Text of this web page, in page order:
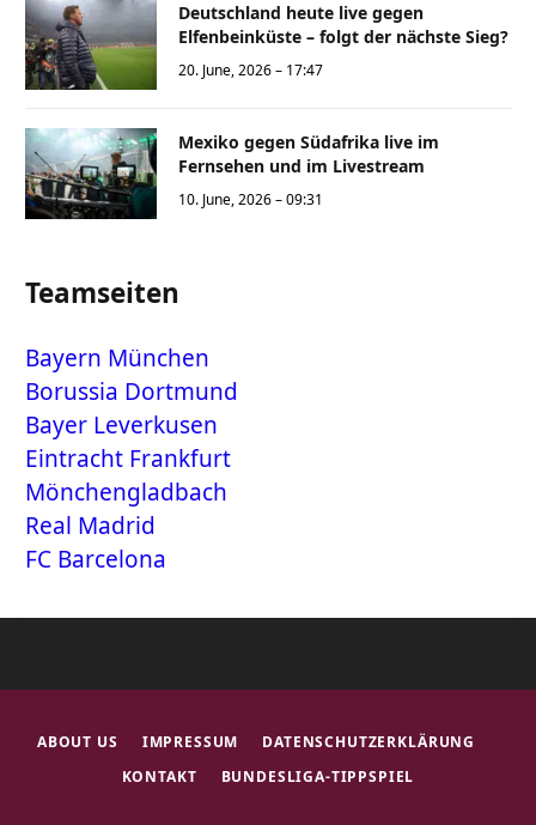
Deutschland heute live gegen
Elfenbeinküste – folgt der nächste Sieg?
20. June, 2026 – 17:47
Mexiko gegen Südafrika live im
Fernsehen und im Livestream
10. June, 2026 – 09:31
Teamseiten
Bayern München
Borussia Dortmund
Bayer Leverkusen
Eintracht Frankfurt
Mönchengladbach
Real Madrid
FC Barcelona
ABOUT US IMPRESSUM
DATENSCHUTZERKLÄRUNG
KONTAKT
BUNDESLIGA-TIPPSPIEL